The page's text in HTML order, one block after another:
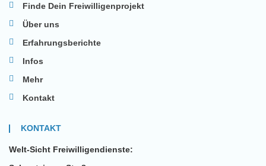
Finde Dein Freiwilligenprojekt
Über uns
Erfahrungsberichte
Infos
Mehr
Kontakt
KONTAKT
Welt-Sicht Freiwilligendienste: